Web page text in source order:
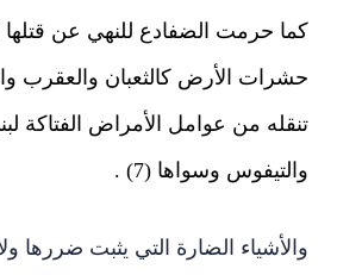
كما حرمت الضفادع للنهي عن
حشرات الأرض كالثعبان والعقرب
تنقله من عوامل الأمراض الفتاكة
والتيفوس وسواها (7) .
والأشياء الضارة التي يثبت ضررها